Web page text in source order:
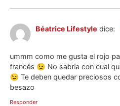
Béatrice Lifestyle dice:
ummm como me gusta el rojo
francés 😉 No sabria con cual
😉 Te deben quedar preciosos
besazo
Responder